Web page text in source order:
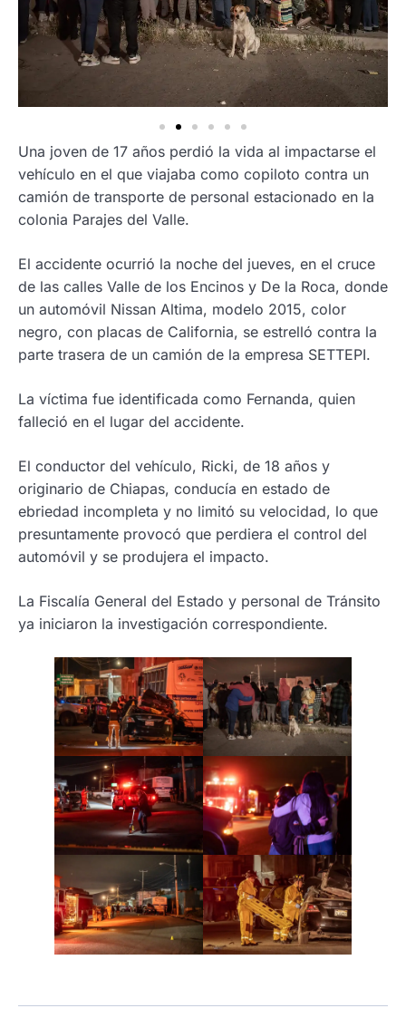
Una joven de 17 años perdió la vida al impactarse el
vehículo en el que viajaba como copiloto contra un
camión de transporte de personal estacionado en la
colonia Parajes del Valle.
El accidente ocurrió la noche del jueves, en el cruce
de las calles Valle de los Encinos y De la Roca, donde
un automóvil Nissan Altima, modelo 2015, color
negro, con placas de California, se estrelló contra la
parte trasera de un camión de la empresa SETTEPI.
La víctima fue identificada como Fernanda, quien
falleció en el lugar del accidente.
El conductor del vehículo, Ricki, de 18 años y
originario de Chiapas, conducía en estado de
ebriedad incompleta y no limitó su velocidad, lo que
presuntamente provocó que perdiera el control del
automóvil y se produjera el impacto.
La Fiscalía General del Estado y personal de Tránsito
ya iniciaron la investigación correspondiente.